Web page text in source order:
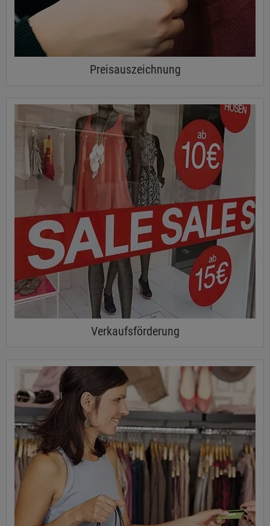
Preisauszeichnung
Verkaufsförderung